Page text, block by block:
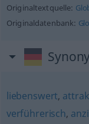
Originaltextquelle:
Originaldatenbank:
liebenswert,
verführerisch,